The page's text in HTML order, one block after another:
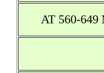
AT 560-649